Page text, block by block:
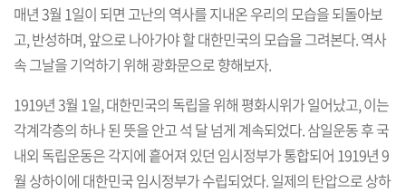
매년 3월 1일이 되면 고난의 역사를 지내온 우리의 모습을 되돌아보
고, 반성하며, 앞으로 나아가야 할 대한민국의 모습을 그려본다. 역사
속 그날을 기억하기 위해 광화문으로 향해보자.
1919년 3월 1일, 대한민국의 독립을 위해 평화시위가 일어났고, 이는
각계각층의 하나 된 뜻을 안고 석 달 넘게 계속되었다. 삼일운동 후 국
내외 독립운동은 각지에 흩어져 있던 임시정부가 통합되어 1919년 9
월 상하이에 대한민국 임시정부가 수립되었다. 일제의 탄압으로 상하